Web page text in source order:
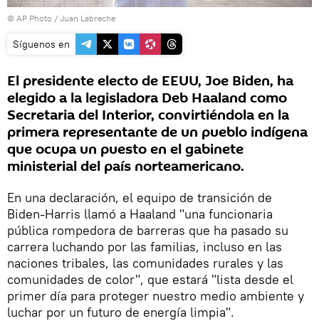
© AP Photo / Juan Labreche
Síguenos en
El presidente electo de EEUU, Joe Biden, ha
elegido a la legisladora Deb Haaland como
Secretaria del Interior, convirtiéndola en la
primera representante de un pueblo indígena
que ocupa un puesto en el gabinete
ministerial del país norteamericano.
En una declaración, el equipo de transición de
Biden-Harris llamó a Haaland "una funcionaria
pública rompedora de barreras que ha pasado su
carrera luchando por las familias, incluso en las
naciones tribales, las comunidades rurales y las
comunidades de color", que estará "lista desde el
primer día para proteger nuestro medio ambiente y
luchar por un futuro de energía limpia".